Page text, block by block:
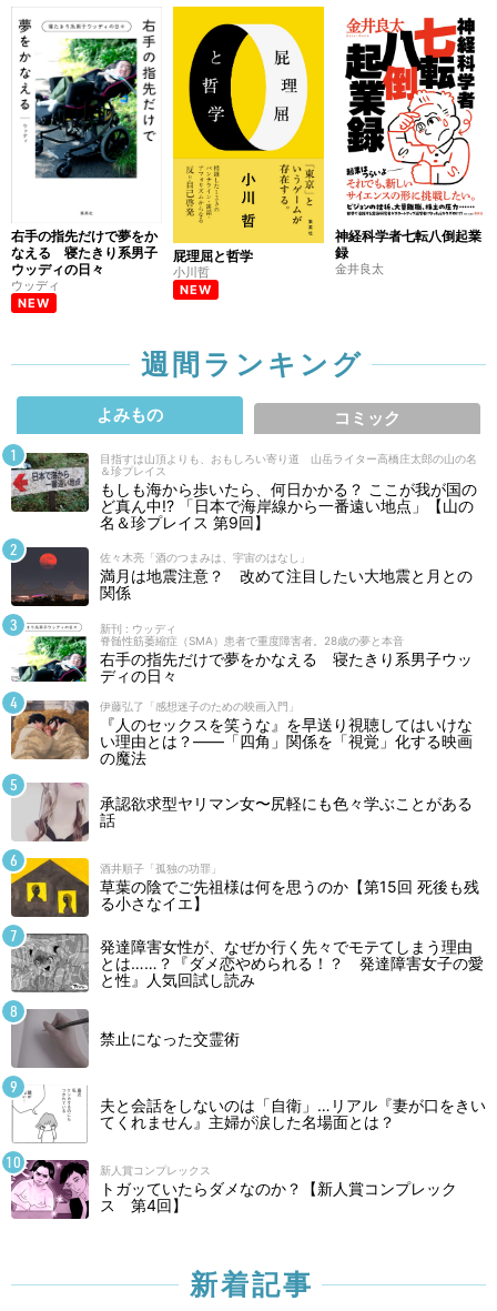
右手の指先だけで夢をか
なえる 寝たきり系男子
ウッディの日々
ウッディ
NEW
屁理屈と哲学
小川哲
NEW
神経科学者七転八倒起業
録
金井良太
週間ランキング
よみもの コミック
目指すは山頂よりも、おもしろい寄り道 山岳ライター高橋庄太郎の山の名
＆珍プレイス
もしも海から歩いたら、何日かかる？ ここが我が国の
ど真ん中!? 「日本で海岸線から一番遠い地点」【山の
名＆珍プレイス 第9回】
佐々木亮「酒のつまみは、宇宙のはなし」
満月は地震注意？ 改めて注目したい大地震と月との
関係
新刊 : ウッディ
脊髄性筋萎縮症（SMA）患者で重度障害者。28歳の夢と本音
右手の指先だけで夢をかなえる 寝たきり系男子ウッ
ディの日々
伊藤弘了「感想迷子のための映画入門」
『人のセックスを笑うな』を早送り視聴してはいけな
い理由とは？――「四角」関係を「視覚」化する映画
の魔法
承認欲求型ヤリマン女〜尻軽にも色々学ぶことがある
話
酒井順子「孤独の功罪」
草葉の陰でご先祖様は何を思うのか【第15回 死後も残
る小さなイエ】
発達障害女性が、なぜか行く先々でモテてしまう理由
とは……？『ダメ恋やめられる！？ 発達障害女子の愛
と性』人気回試し読み
禁止になった交霊術
夫と会話をしないのは「自衛」…リアル『妻が口をきい
てくれません』主婦が涙した名場面とは？
新人賞コンプレックス
トガッていたらダメなのか？【新人賞コンプレック
ス 第4回】
新着記事